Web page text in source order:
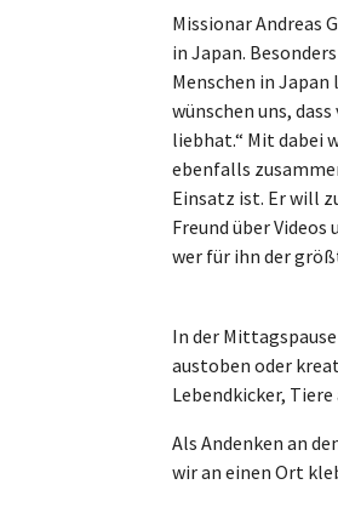
Missionar Andreas
in Japan.
Menschen in Japan
wünschen uns,
liebhat.“ Mit dabei
ebenfalls
Einsatz ist. Er will
Freund über Videos
wer für ihn der
In der
austoben oder
Lebendkicker,
Als Andenken an
wir an einen Ort